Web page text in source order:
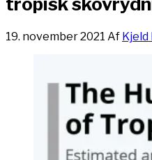
19. november 2021 Af Kjeld